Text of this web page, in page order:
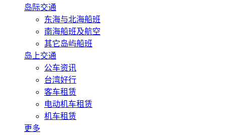
岛际交通
东海与北海船班
南海船班及航空
其它岛屿船班
岛上交通
公车资讯
台湾好行
客车租赁
电动机车租赁
机车租赁
更多